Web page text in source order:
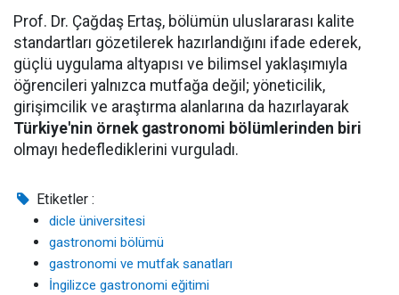
Prof. Dr. Çağdaş Ertaş, bölümün uluslararası kalite
standartları gözetilerek hazırlandığını ifade ederek,
güçlü uygulama altyapısı ve bilimsel yaklaşımıyla
öğrencileri yalnızca mutfağa değil; yöneticilik,
girişimcilik ve araştırma alanlarına da hazırlayarak
Türkiye'nin örnek gastronomi bölümlerinden biri
olmayı hedeflediklerini vurguladı.
Etiketler :
dicle üniversitesi
gastronomi bölümü
gastronomi ve mutfak sanatları
İngilizce gastronomi eğitimi